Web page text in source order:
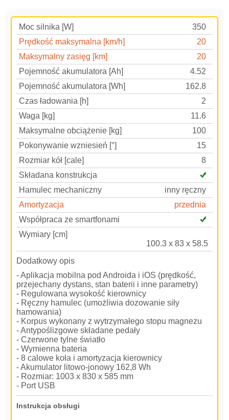
Moc silnika [W]
350
Prędkość maksymalna [km/h]
20
Maksymalny zasięg [km]
20
Pojemność akumulatora [Ah]
4.52
Pojemność akumulatora [Wh]
162.8
Czas ładowania [h]
2
Waga [kg]
11.6
Maksymalne obciążenie [kg]
100
Pokonywanie wzniesień [°]
15
Rozmiar kół [cale]
8
Składana konstrukcja
Hamulec mechaniczny
inny ręczny
Amortyzacja
przednia
Współpraca ze smartfonami
Wymiary [cm]
100.3 x 83 x 58.5
Dodatkowy opis
- Aplikacja mobilna pod Androida i iOS (prędkość,
przejechany dystans, stan baterii i inne parametry)
- Regulowana wysokość kierownicy
- Ręczny hamulec (umożliwia dozowanie siły
hamowania)
- Korpus wykonany z wytrzymałego stopu magnezu
- Antypoślizgowe składane pedały
- Czerwone tylne światło
- Wymienna bateria
- 8 calowe koła i amortyzacja kierownicy
- Akumulator litowo-jonowy 162,8 Wh
- Rozmiar: 1003 x 830 x 585 mm
- Port USB
Instrukcja obsługi